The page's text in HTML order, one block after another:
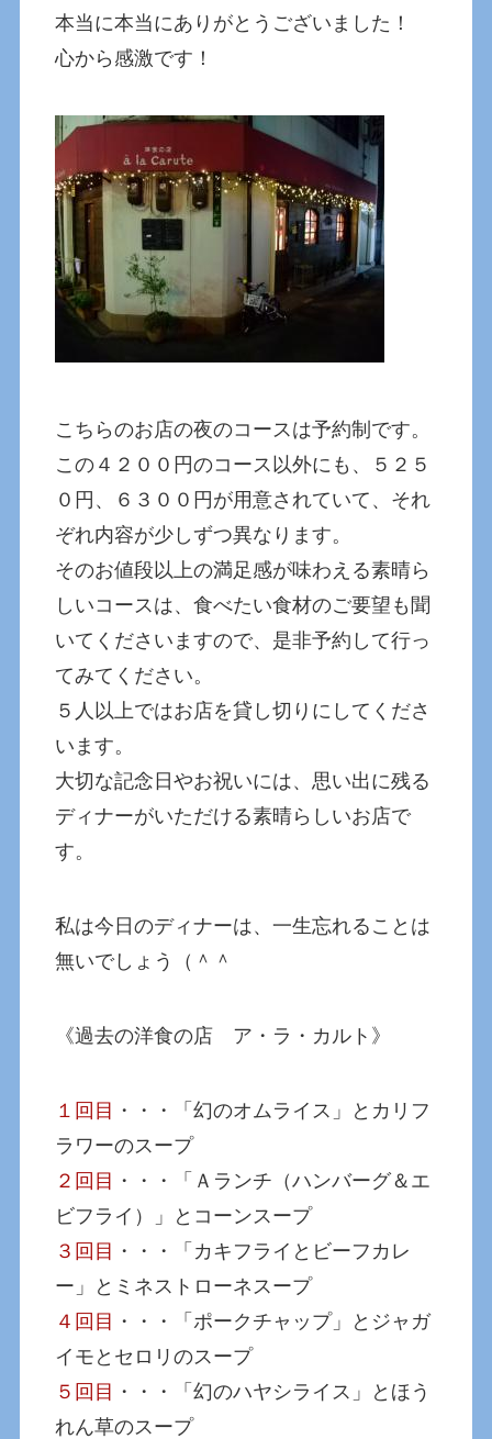
本当に本当にありがとうございました！
心から感激です！
こちらのお店の夜のコースは予約制です。
この４２００円のコース以外にも、５２５
０円、６３００円が用意されていて、それ
ぞれ内容が少しずつ異なります。
そのお値段以上の満足感が味わえる素晴ら
しいコースは、食べたい食材のご要望も聞
いてくださいますので、是非予約して行っ
てみてください。
５人以上ではお店を貸し切りにしてくださ
います。
大切な記念日やお祝いには、思い出に残る
ディナーがいただける素晴らしいお店で
す。
私は今日のディナーは、一生忘れることは
無いでしょう（＾＾
《過去の洋食の店 ア・ラ・カルト》
１回目 ・・・「幻のオムライス」とカリフ
ラワーのスープ
２回目 ・・・「Ａランチ（ハンバーグ＆エ
ビフライ）」とコーンスープ
３回目 ・・・「カキフライとビーフカレ
ー」とミネストローネスープ
４回目 ・・・「ポークチャップ」とジャガ
イモとセロリのスープ
５回目 ・・・「幻のハヤシライス」とほう
れん草のスープ